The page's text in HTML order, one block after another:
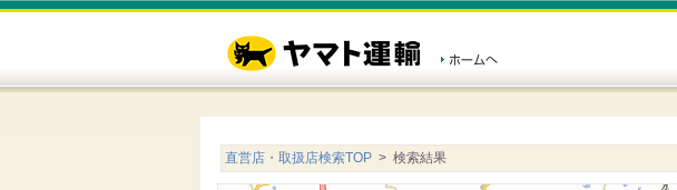
直営店・取扱店検索TOP > 検索結果